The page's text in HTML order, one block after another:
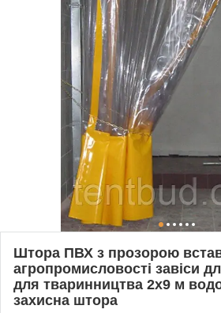
Штора ПВХ з прозорою
агропромисловості завіси
для тваринництва 2x9 м
захисна штора